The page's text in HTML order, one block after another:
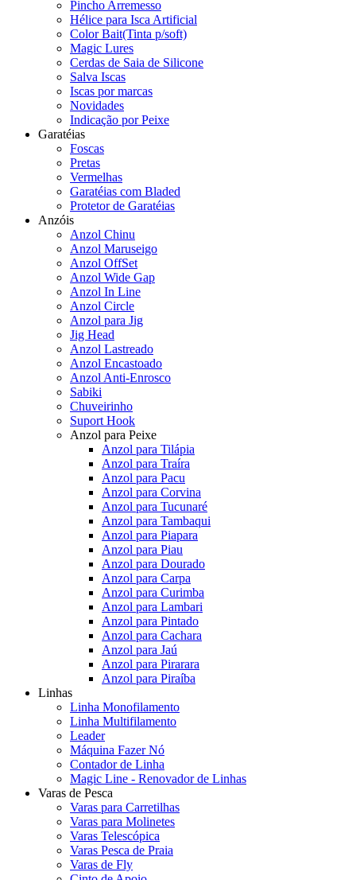
Pincho Arremesso
Hélice para Isca Artificial
Color Bait(Tinta p/soft)
Magic Lures
Cerdas de Saia de Silicone
Salva Iscas
Iscas por marcas
Novidades
Indicação por Peixe
Garatéias
Foscas
Pretas
Vermelhas
Garatéias com Bladed
Protetor de Garatéias
Anzóis
Anzol Chinu
Anzol Maruseigo
Anzol OffSet
Anzol Wide Gap
Anzol In Line
Anzol Circle
Anzol para Jig
Jig Head
Anzol Lastreado
Anzol Encastoado
Anzol Anti-Enrosco
Sabiki
Chuveirinho
Suport Hook
Anzol para Peixe
Anzol para Tilápia
Anzol para Traíra
Anzol para Pacu
Anzol para Corvina
Anzol para Tucunaré
Anzol para Tambaqui
Anzol para Piapara
Anzol para Piau
Anzol para Dourado
Anzol para Carpa
Anzol para Curimba
Anzol para Lambari
Anzol para Pintado
Anzol para Cachara
Anzol para Jaú
Anzol para Pirarara
Anzol para Piraíba
Linhas
Linha Monofilamento
Linha Multifilamento
Leader
Máquina Fazer Nó
Contador de Linha
Magic Line - Renovador de Linhas
Varas de Pesca
Varas para Carretilhas
Varas para Molinetes
Varas Telescópica
Varas Pesca de Praia
Varas de Fly